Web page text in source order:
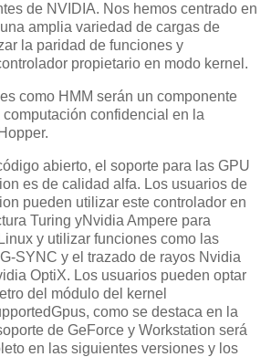
de NVIDIA. Nos hemos centrado en
amplia variedad de cargas de
la paridad de funciones y
propietario en modo kernel.
como HMM serán un componente
confidencial en la
abierto, el soporte para las GPU
es de calidad alfa. Los usuarios de
pueden utilizar este controlador en
Turing yNvidia Ampere para
y utilizar funciones como las
SYNC y el trazado de rayos Nvidia
OptiX. Los usuarios pueden optar
del módulo del kernel
como se destaca en la
de GeForce y Workstation será
en las siguientes versiones y los